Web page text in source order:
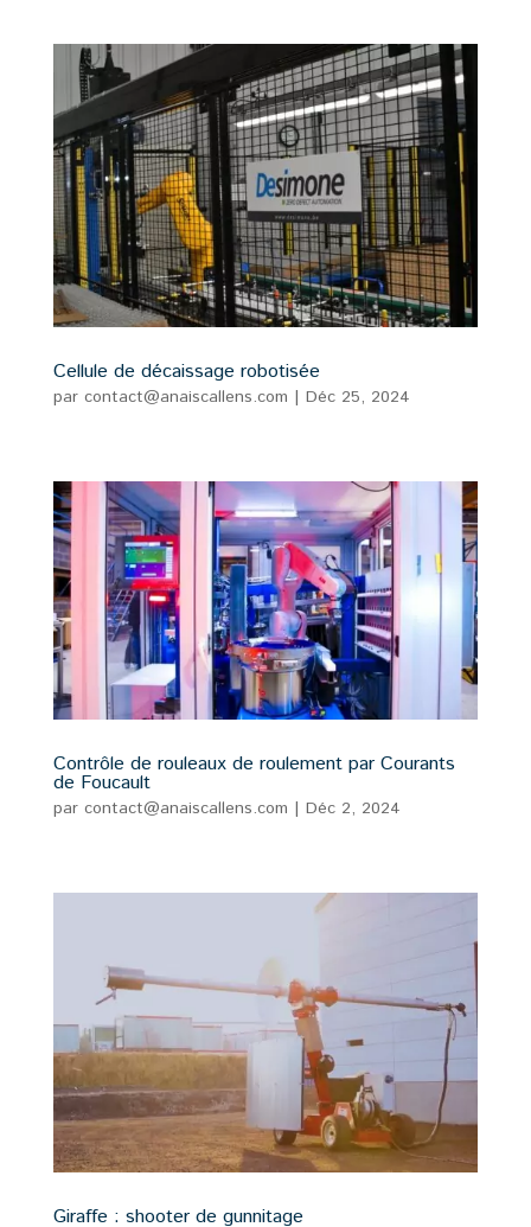
Cellule de décaissage robotisée
par contact@anaiscallens.com | Déc 25, 2024
Contrôle de rouleaux de roulement par Courants
de Foucault
par contact@anaiscallens.com | Déc 2, 2024
Giraffe : shooter de gunnitage